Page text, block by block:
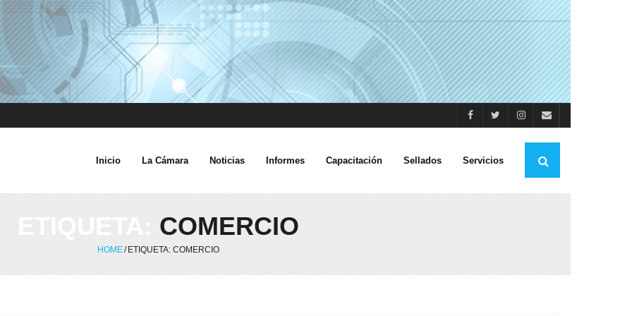
Inicio La Cámara Noticias Informes Capacitación Sellados Servicios
ETIQUETA: COMERCIO
HOME/ ETIQUETA: COMERCIO